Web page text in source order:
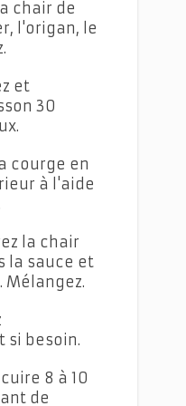
chair de
l'origan, le
et
30
courge en
à l'aide
la chair
la sauce et
Mélangez.
si besoin.
8 à 10
de